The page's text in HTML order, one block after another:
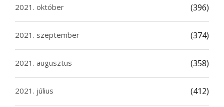
2021. október (396)
2021. szeptember (374)
2021. augusztus (358)
2021. július (412)